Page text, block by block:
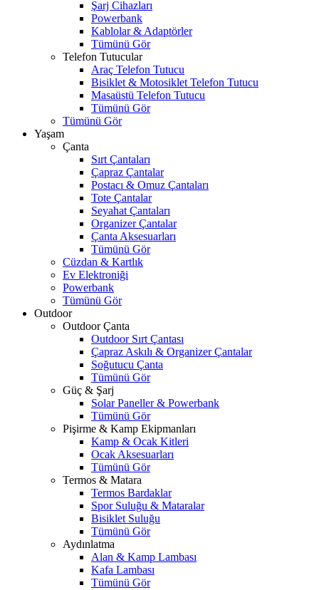
Şarj Cihazları
Powerbank
Kablolar & Adaptörler
Tümünü Gör
Telefon Tutucular
Araç Telefon Tutucu
Bisiklet & Motosiklet Telefon Tutucu
Masaüstü Telefon Tutucu
Tümünü Gör
Tümünü Gör
Yaşam
Çanta
Sırt Çantaları
Çapraz Çantalar
Postacı & Omuz Çantaları
Tote Çantalar
Seyahat Çantaları
Organizer Çantalar
Çanta Aksesuarları
Tümünü Gör
Cüzdan & Kartlık
Ev Elektroniği
Powerbank
Tümünü Gör
Outdoor
Outdoor Çanta
Outdoor Sırt Çantası
Çapraz Askılı & Organizer Çantalar
Soğutucu Çanta
Tümünü Gör
Güç & Şarj
Solar Paneller & Powerbank
Tümünü Gör
Pişirme & Kamp Ekipmanları
Kamp & Ocak Kitleri
Ocak Aksesuarları
Tümünü Gör
Termos & Matara
Termos Bardaklar
Spor Suluğu & Mataralar
Bisiklet Suluğu
Tümünü Gör
Aydınlatma
Alan & Kamp Lambası
Kafa Lambası
Tümünü Gör